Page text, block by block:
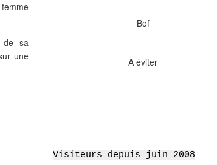
de sa
une
Bof
A éviter
Visiteurs depuis juin 2008